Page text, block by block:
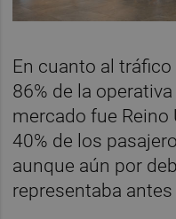
En cuanto al
86% de la
mercado fue Reino
40% de los
aunque aún por
representaba